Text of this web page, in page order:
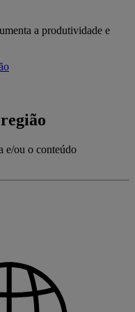
a produtividade e
e/ou o conteúdo